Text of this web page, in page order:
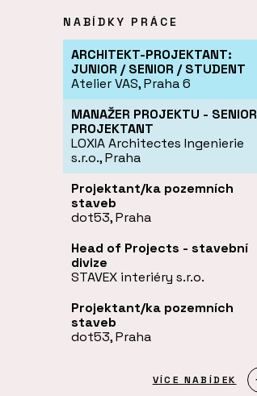
NABÍDKY PRÁCE
ARCHITEKT-PROJEKTANT:
JUNIOR / SENIOR / STUDENT
Atelier VAS, Praha 6
MANAŽER PROJEKTU - SENIOR
PROJEKTANT
LOXIA Architectes Ingenierie
s.r.o., Praha
Projektant/ka pozemních
staveb
dot53, Praha
Head of Projects - stavební
divize
STAVEX interiéry s.r.o.
Projektant/ka pozemních
staveb
dot53, Praha
VÍCE NABÍDEK